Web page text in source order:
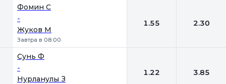
Фомин С
-
Жуков М
Завтра в 08:00
1.55 2.30
Сунь Ф
-
Нурланулы З
1.22 3.85